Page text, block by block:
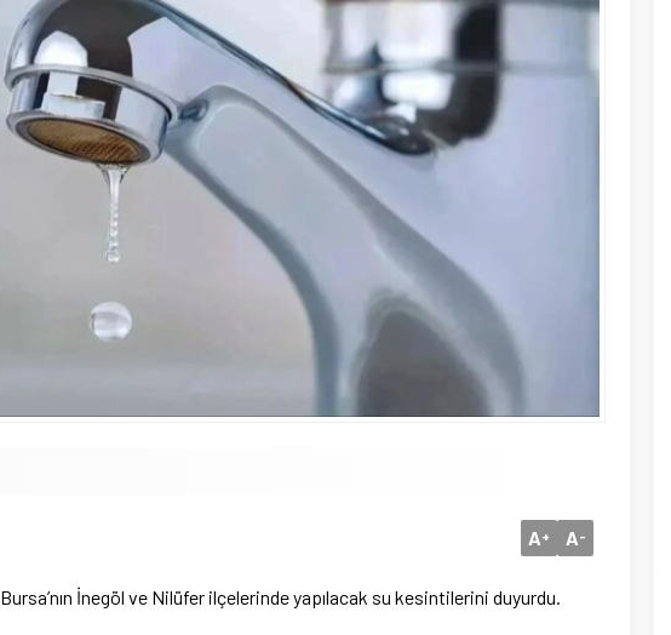
A+ A-
İnegöl ve Nilüfer ilçelerinde yapılacak su kesintilerini duyurdu.